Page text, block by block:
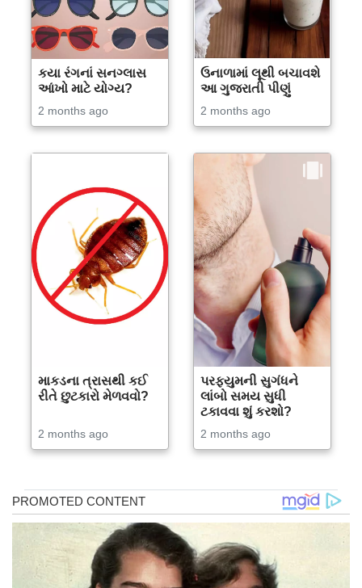
કયા રંગનાં સનગ્લાસ
આંખો માટે યોગ્ય?
2 months ago
ઉનાળામાં લૂથી બચાવશે
આ ગુજરાતી પીણું
2 months ago
માકડના ત્રાસથી કઈ
રીતે છુટકારો મેળવવો?
2 months ago
પરફ્યુમની સુગંધને
લાંબો સમય સુધી
ટકાવવા શું કરશો?
2 months ago